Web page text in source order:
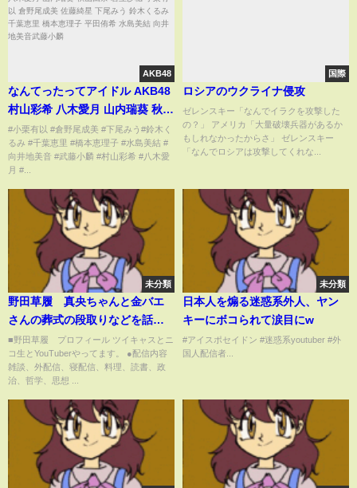
AKB48
なんてったってアイドル AKB48
村山彩希 八木愛月 山内瑞葵 秋山
由奈 岩立沙穂 小栗有以 倉野尾成
美 佐藤綺星 下尾みう 鈴木くるみ
千葉恵里 橋本恵理子 平田侑希 水
#小栗有以 #倉野尾成美 #下尾みう#鈴木く
るみ #千葉恵里 #橋本恵理子 #水島美結 #
向井地美音 #武藤小麟 #村山彩希 #八木愛
月 #...
国際
ロシアのウクライナ侵攻
ゼレンスキー「なんでイラクを攻撃した
の？」 アメリカ「大量破壊兵器があるか
もしれなかったからさ」 ゼレンスキー
「なんでロシアは攻撃してくれな...
未分類
野田草履 真央ちゃんと金バエ
さんの葬式の段取りなどを話し
合う 2024年12月1日放送
■野田草履 プロフィール ツイキャスとニ
コ生とYouTuberやってます。 ●配信内容
雑談、外配信、寝配信、料理、読書、政
治、哲学、思想 ...
未分類
日本人を煽る迷惑系外人、ヤン
キーにボコられて涙目にw
#アイスポセイドン #迷惑系youtuber #外
国人配信者...